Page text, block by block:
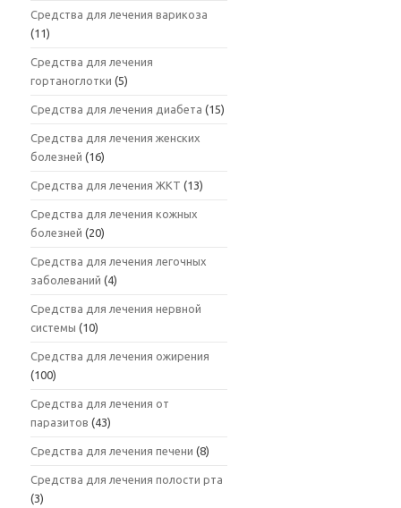
Средства для лечения варикоза
(11)
Средства для лечения
гортаноглотки (5)
Средства для лечения диабета (15)
Средства для лечения женских
болезней (16)
Средства для лечения ЖКТ (13)
Средства для лечения кожных
болезней (20)
Средства для лечения легочных
заболеваний (4)
Средства для лечения нервной
системы (10)
Средства для лечения ожирения
(100)
Средства для лечения от
паразитов (43)
Средства для лечения печени (8)
Средства для лечения полости рта
(3)